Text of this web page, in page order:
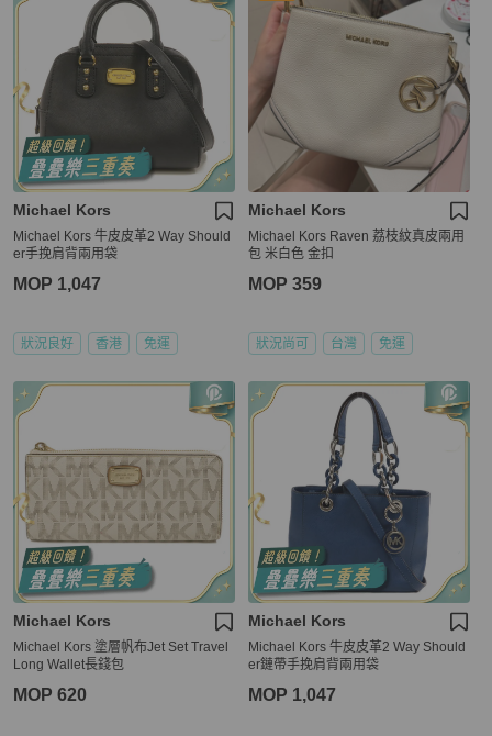
Michael Kors
Michael Kors 牛皮皮革2 Way Should
er手挽肩背兩用袋
MOP 1,047
狀況良好 香港 免運
Michael Kors
Michael Kors Raven 荔枝紋真皮兩用
包 米白色 金扣
MOP 359
狀況尚可 台灣 免運
Michael Kors
Michael Kors 塗層帆布Jet Set Travel
Long Wallet長錢包
MOP 620
Michael Kors
Michael Kors 牛皮皮革2 Way Should
er鏈帶手挽肩背兩用袋
MOP 1,047